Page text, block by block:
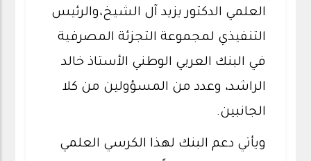
العلمي الدكتور يزيد آل الشيخ،والرئيس
التنفيذي لمجموعة التجزئة المصرفية
في البنك العربي الوطني الأستاذ خالد
الراشد، وعدد من المسؤولين من كلا
الجانبين.
ويأتي دعم البنك لهذا الكرسي العلمي